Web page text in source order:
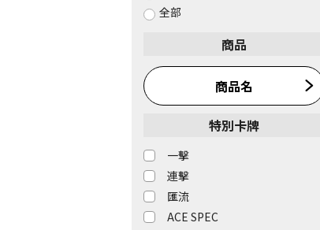
全部
商品
商品名
特別卡牌
一擊
連擊
匯流
ACE SPEC